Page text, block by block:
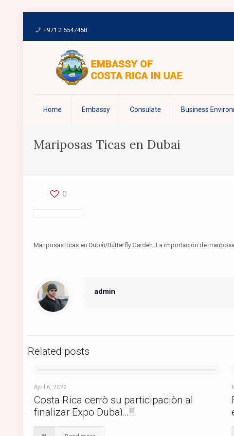
+971 2 5547458
Home Embassy Consulate Business
Mariposas Ticas en Dubai
0
Mariposas ticas en Dubái/Butterfly Garden. La importación de
admin
Related posts
April 6, 2022
Costa Rica cerrò su participaciòn al
finalizar Expo Dubaì…!!!